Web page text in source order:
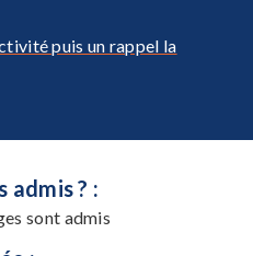
puis un rappel la
admis ? :
sont admis